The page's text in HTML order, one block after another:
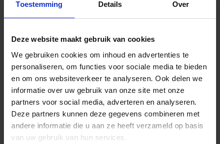
Toestemming Details Over
Deze website maakt gebruik van cookies
We gebruiken cookies om inhoud en advertenties te
personaliseren, om functies voor sociale media te bieden
en om ons websiteverkeer te analyseren. Ook delen we
informatie over uw gebruik van onze site met onze
partners voor social media, adverteren en analyseren.
Deze partners kunnen deze gegevens combineren met
andere informatie die u aan ze heeft verzameld op basis
van uw gebruik van hun services.